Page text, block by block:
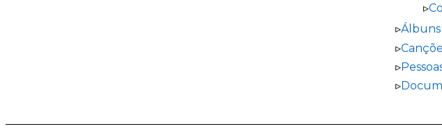
Álbuns